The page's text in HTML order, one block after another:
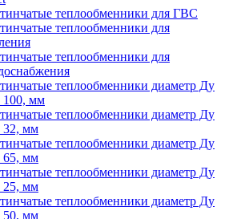
теплообменники для ГВС
теплообменники для
теплообменники для
теплообменники диаметр Ду
100, мм
теплообменники диаметр Ду
32, мм
теплообменники диаметр Ду
65, мм
теплообменники диаметр Ду
25, мм
теплообменники диаметр Ду
50, мм